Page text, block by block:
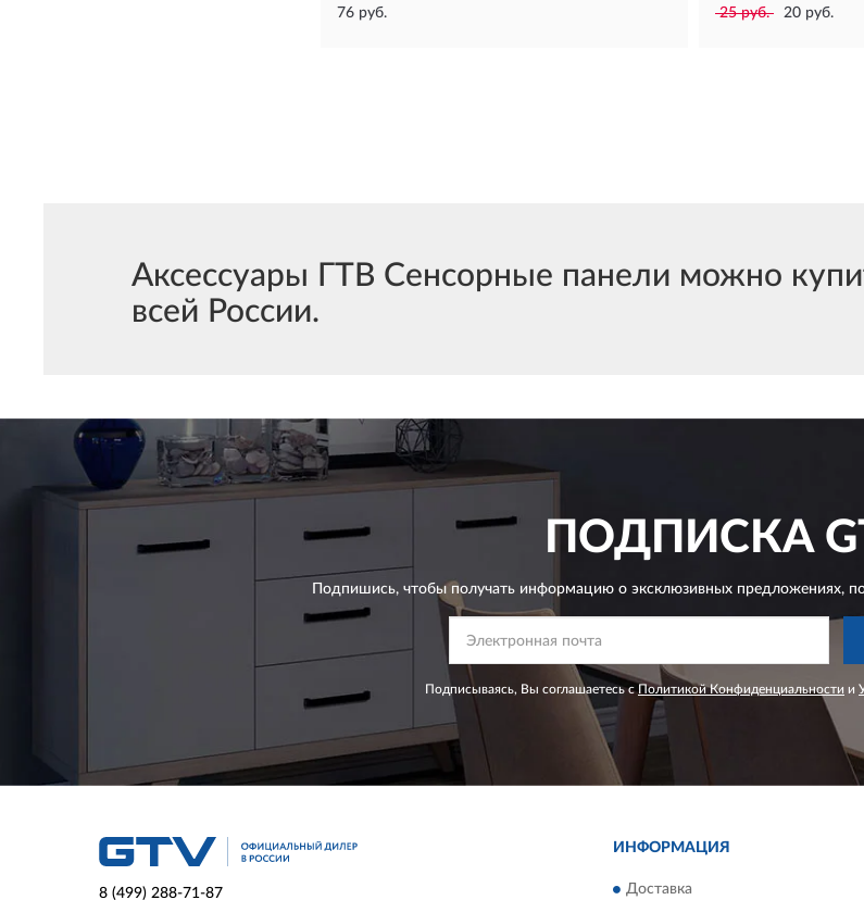
76 руб. 25 руб. 20 руб.
Аксессуары ГТВ Cенсорные панели можно
всей России.
ПОДПИСКА
Подпишись, чтобы получать информацию о эксклюзивных предложениях,
Подписываясь, Вы соглашаетесь сПолитикой Конфиденциальности и
8 (499) 288-71-87
ИНФОРМАЦИЯ
Доставка